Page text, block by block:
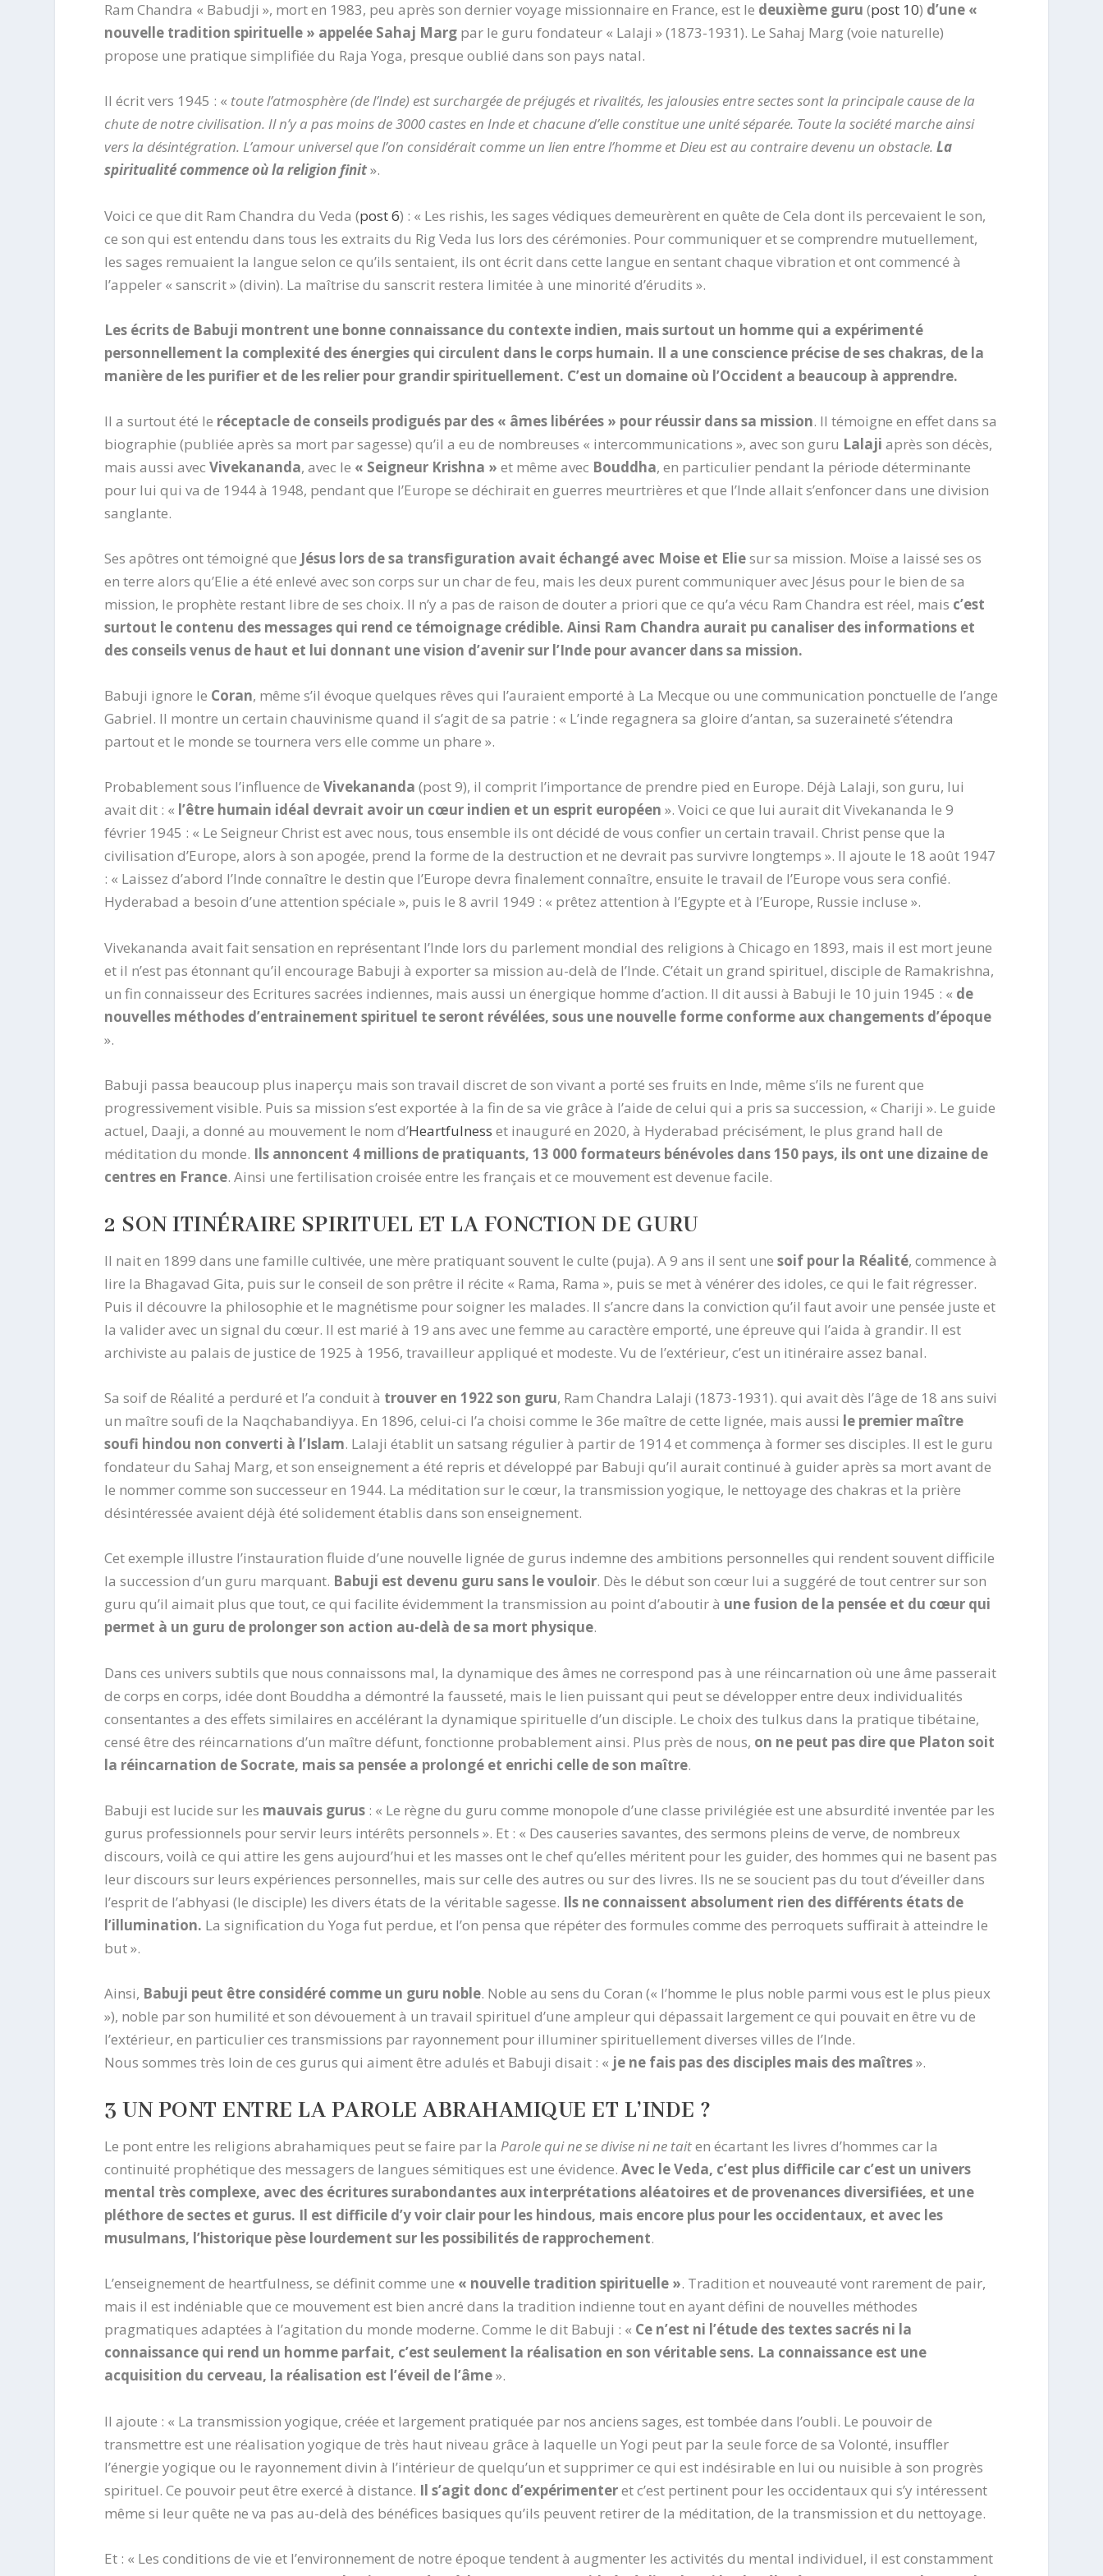
Ram Chandra « Babudji », mort en 1983, peu après son dernier voyage missionnaire en France, est le deuxième guru(post 10) d’une «
nouvelle tradition spirituelle » appelée Sahaj Marg par le guru fondateur « Lalaji » (1873-1931). Le Sahaj Marg (voie naturelle)
propose une pratique simplifiée du Raja Yoga, presque oublié dans son pays natal.
Il écrit vers 1945 : « toute l’atmosphère (de l’Inde) est surchargée de préjugés et rivalités, les jalousies entre sectes sont la principale cause de la
chute de notre civilisation. Il n’y a pas moins de 3000 castes en Inde et chacune d’elle constitue une unité séparée. Toute la société marche ainsi
vers la désintégration. L’amour universel que l’on considérait comme un lien entre l’homme et Dieu est au contraire devenu un obstacle.La
spiritualité commence où la religion finit».
Voici ce que dit Ram Chandra du Veda (post 6) : « Les rishis, les sages védiques demeurèrent en quête de Cela dont ils percevaient le son,
ce son qui est entendu dans tous les extraits du Rig Veda lus lors des cérémonies. Pour communiquer et se comprendre mutuellement,
les sages remuaient la langue selon ce qu’ils sentaient, ils ont écrit dans cette langue en sentant chaque vibration et ont commencé à
l’appeler « sanscrit » (divin). La maîtrise du sanscrit restera limitée à une minorité d’érudits ».
Les écrits de Babuji montrent une bonne connaissance du contexte indien, mais surtout un homme qui a expérimenté
personnellement la complexité des énergies qui circulent dans le corps humain. Il a une conscience précise de ses chakras, de la
manière de les purifier et de les relier pour grandir spirituellement. C’est un domaine où l’Occident a beaucoup à apprendre.
Il a surtout été le réceptacle de conseils prodigués par des « âmes libérées » pour réussir dans sa mission. Il témoigne en effet dans sa
biographie (publiée après sa mort par sagesse) qu’il a eu de nombreuses « intercommunications », avec son guru Lalaji après son décès,
mais aussi avecVivekananda, avec le « Seigneur Krishna » et même avec Bouddha, en particulier pendant la période déterminante
pour lui qui va de 1944 à 1948, pendant que l’Europe se déchirait en guerres meurtrières et que l’Inde allait s’enfoncer dans une division
sanglante.
Ses apôtres ont témoigné que Jésus lors de sa transfiguration avait échangé avec Moise et Eliesur sa mission. Moïse a laissé ses os
en terre alors qu’Elie a été enlevé avec son corps sur un char de feu, mais les deux purent communiquer avec Jésus pour le bien de sa
mission, le prophète restant libre de ses choix. Il n’y a pas de raison de douter a priori que ce qu’a vécu Ram Chandra est réel, mais c’est
surtout le contenu des messages qui rend ce témoignage crédible. Ainsi Ram Chandra aurait pu canaliser des informations et
des conseils venus de haut et lui donnant une vision d’avenir sur l’Inde pour avancer dans sa mission.
Babuji ignore le Coran, même s’il évoque quelques rêves qui l’auraient emporté à La Mecque ou une communication ponctuelle de l’ange
Gabriel. Il montre un certain chauvinisme quand il s’agit de sa patrie : « L’inde regagnera sa gloire d’antan, sa suzeraineté s’étendra
partout et le monde se tournera vers elle comme un phare ».
Probablement sous l’influence deVivekananda (post 9), il comprit l’importance de prendre pied en Europe. Déjà Lalaji, son guru, lui
avait dit : « l’être humain idéal devrait avoir un cœur indien et un esprit européen ». Voici ce que lui aurait dit Vivekananda le 9
février 1945 : « Le Seigneur Christ est avec nous, tous ensemble ils ont décidé de vous confier un certain travail. Christ pense que la
civilisation d’Europe, alors à son apogée, prend la forme de la destruction et ne devrait pas survivre longtemps ». Il ajoute le 18 août 1947
: « Laissez d’abord l’Inde connaître le destin que l’Europe devra finalement connaître, ensuite le travail de l’Europe vous sera confié.
Hyderabad a besoin d’une attention spéciale », puis le 8 avril 1949 : « prêtez attention à l’Egypte et à l’Europe, Russie incluse ».
Vivekananda avait fait sensation en représentant l’Inde lors du parlement mondial des religions à Chicago en 1893, mais il est mort jeune
et il n’est pas étonnant qu’il encourage Babuji à exporter sa mission au-delà de l’Inde. C’était un grand spirituel, disciple de Ramakrishna,
un fin connaisseur des Ecritures sacrées indiennes, mais aussi un énergique homme d’action. Il dit aussi à Babuji le 10 juin 1945 : « de
nouvelles méthodes d’entrainement spirituel te seront révélées, sous une nouvelle forme conforme aux changements d’époque
».
Babuji passa beaucoup plus inaperçu mais son travail discret de son vivant a porté ses fruits en Inde, même s’ils ne furent que
progressivement visible. Puis sa mission s’est exportée à la fin de sa vie grâce à l’aide de celui qui a pris sa succession, « Chariji ». Le guide
actuel, Daaji, a donné au mouvement le nom d’Heartfulness et inauguré en 2020, à Hyderabad précisément, le plus grand hall de
méditation du monde. Ils annoncent 4 millions de pratiquants, 13 000 formateurs bénévoles dans 150 pays, ils ont une dizaine de
centres en France. Ainsi une fertilisation croisée entre les français et ce mouvement est devenue facile.
2 SON ITINÉRAIRE SPIRITUEL ET LA FONCTION DE GURU
Il nait en 1899 dans une famille cultivée, une mère pratiquant souvent le culte (puja). A 9 ans il sent unesoif pour la Réalité, commence à
lire la Bhagavad Gita, puis sur le conseil de son prêtre il récite « Rama, Rama », puis se met à vénérer des idoles, ce qui le fait régresser.
Puis il découvre la philosophie et le magnétisme pour soigner les malades. Il s’ancre dans la conviction qu’il faut avoir une pensée juste et
la valider avec un signal du cœur. Il est marié à 19 ans avec une femme au caractère emporté, une épreuve qui l’aida à grandir. Il est
archiviste au palais de justice de 1925 à 1956, travailleur appliqué et modeste. Vu de l’extérieur, c’est un itinéraire assez banal.
Sa soif de Réalité a perduré et l’a conduit à trouver en 1922 son guru, Ram Chandra Lalaji (1873-1931). qui avait dès l’âge de 18 ans suivi
un maître soufi de la Naqchabandiyya. En 1896, celui-ci l’a choisi comme le 36e maître de cette lignée, mais aussi le premier maître
soufi hindou non converti à l’Islam. Lalaji établit un satsang régulier à partir de 1914 et commença à former ses disciples. Il est le guru
fondateur du Sahaj Marg, et son enseignement a été repris et développé par Babuji qu’il aurait continué à guider après sa mort avant de
le nommer comme son successeur en 1944. La méditation sur le cœur, la transmission yogique, le nettoyage des chakras et la prière
désintéressée avaient déjà été solidement établis dans son enseignement.
Cet exemple illustre l’instauration fluide d’une nouvelle lignée de gurus indemne des ambitions personnelles qui rendent souvent difficile
la succession d’un guru marquant. Babuji est devenu guru sans le vouloir. Dès le début son cœur lui a suggéré de tout centrer sur son
guru qu’il aimait plus que tout, ce qui facilite évidemment la transmission au point d’aboutir à une fusion de la pensée et du cœur qui
permet à un guru de prolonger son action au-delà de sa mort physique.
Dans ces univers subtils que nous connaissons mal, la dynamique des âmes ne correspond pas à une réincarnation où une âme passerait
de corps en corps, idée dont Bouddha a démontré la fausseté, mais le lien puissant qui peut se développer entre deux individualités
consentantes a des effets similaires en accélérant la dynamique spirituelle d’un disciple. Le choix des tulkus dans la pratique tibétaine,
censé être des réincarnations d’un maître défunt, fonctionne probablement ainsi. Plus près de nous, on ne peut pas dire que Platon soit
la réincarnation de Socrate, mais sa pensée a prolongé et enrichi celle de son maître.
Babuji est lucide sur les mauvais gurus : « Le règne du guru comme monopole d’une classe privilégiée est une absurdité inventée par les
gurus professionnels pour servir leurs intérêts personnels ». Et : « Des causeries savantes, des sermons pleins de verve, de nombreux
discours, voilà ce qui attire les gens aujourd’hui et les masses ont le chef qu’elles méritent pour les guider, des hommes qui ne basent pas
leur discours sur leurs expériences personnelles, mais sur celle des autres ou sur des livres. Ils ne se soucient pas du tout d’éveiller dans
l’esprit de l’abhyasi (le disciple) les divers états de la véritable sagesse. Ils ne connaissent absolument rien des différents états de
l’illumination. La signification du Yoga fut perdue, et l’on pensa que répéter des formules comme des perroquets suffirait à atteindre le
but ».
Ainsi, Babuji peut être considéré comme un guru noble. Noble au sens du Coran (« l’homme le plus noble parmi vous est le plus pieux
»), noble par son humilité et son dévouement à un travail spirituel d’une ampleur qui dépassait largement ce qui pouvait en être vu de
l’extérieur, en particulier ces transmissions par rayonnement pour illuminer spirituellement diverses villes de l’Inde.
Nous sommes très loin de ces gurus qui aiment être adulés et Babuji disait : « je ne fais pas des disciples mais des maîtres».
3 UN PONT ENTRE LA PAROLE ABRAHAMIQUE ET L’INDE ?
Le pont entre les religions abrahamiques peut se faire par la Parole qui ne se divise ni ne taiten écartant les livres d’hommes car la
continuité prophétique des messagers de langues sémitiques est une évidence.Avec le Veda, c’est plus difficile car c’est un univers
mental très complexe, avec des écritures surabondantes aux interprétations aléatoires et de provenances diversifiées, et une
pléthore de sectes et gurus. Il est difficile d’y voir clair pour les hindous, mais encore plus pour les occidentaux, et avec les
musulmans, l’historique pèse lourdement sur les possibilités de rapprochement.
L’enseignement de heartfulness, se définit comme une « nouvelle tradition spirituelle ». Tradition et nouveauté vont rarement de pair,
mais il est indéniable que ce mouvement est bien ancré dans la tradition indienne tout en ayant défini de nouvelles méthodes
pragmatiques adaptées à l’agitation du monde moderne. Comme le dit Babuji : « Ce n’est ni l’étude des textes sacrés ni la
connaissance qui rend un homme parfait, c’est seulement la réalisation en son véritable sens. La connaissance est une
acquisition du cerveau, la réalisation est l’éveil de l’âme».
Il ajoute : « La transmission yogique, créée et largement pratiquée par nos anciens sages, est tombée dans l’oubli. Le pouvoir de
transmettre est une réalisation yogique de très haut niveau grâce à laquelle un Yogi peut par la seule force de sa Volonté, insuffler
l’énergie yogique ou le rayonnement divin à l’intérieur de quelqu’un et supprimer ce qui est indésirable en lui ou nuisible à son progrès
spirituel. Ce pouvoir peut être exercé à distance. Il s’agit donc d’expérimenteret c’est pertinent pour les occidentaux qui s’y intéressent
même si leur quête ne va pas au-delà des bénéfices basiques qu’ils peuvent retirer de la méditation, de la transmission et du nettoyage.
Et : « Les conditions de vie et l’environnement de notre époque tendent à augmenter les activités du mental individuel, il est constamment